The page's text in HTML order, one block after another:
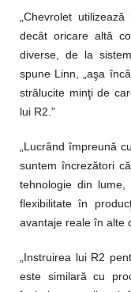
„Chevrolet
decât oricare altă
diverse, de la
spune Linn, „aşa
strălucite minţi de
lui R2.”
„Lucrând împreună
suntem încrezători
tehnologie din
flexibilitate în
avantaje reale în alte
„Instruirea lui R2
este similară cu